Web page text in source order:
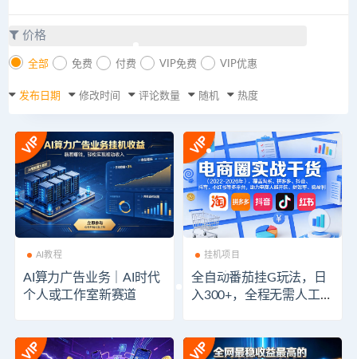
价格
全部 免费 付费 VIP免费 VIP优惠
发布日期 修改时间 评论数量 随机 热度
AI教程
AI算力广告业务｜AI时代
个人或工作室新赛道
挂机项目
全自动番茄挂G玩法，日
入300+，全程无需人工，